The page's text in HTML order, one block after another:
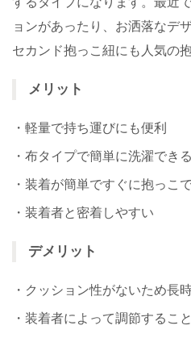
ョンがあったり、お洒落なデ
セカンド抱っこ紐にも人気の
メリット
・軽量で持ち運びにも便利
・布タイプで簡単に洗濯できる
・装着が簡単ですぐに抱っこ
・装着者と密着しやすい
デメリット
・クッション性がないため長
・装着者によって調節するこ